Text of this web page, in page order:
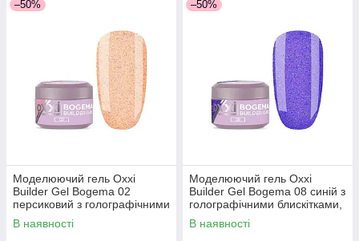
–50%
Моделюючий гель Oxxi
Builder Gel Bogema 02
персиковий з голографічними
блискітками, 15 мл
В наявності
–50%
Моделюючий гель Oxxi
Builder Gel Bogema 08 синій з
голографічними блискітками,
15 мл
В наявності